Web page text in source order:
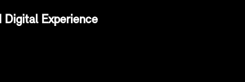
Digital Experience